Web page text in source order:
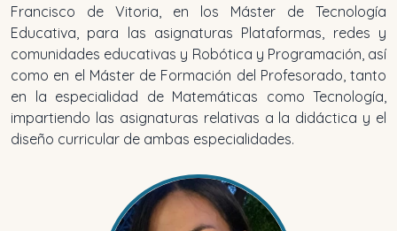
Francisco de Vitoria, en los Máster de Tecnología
Educativa, para las asignaturas Plataformas, redes y
comunidades educativas y Robótica y Programación, así
como en el Máster de Formación del Profesorado, tanto
en la especialidad de Matemáticas como Tecnología,
impartiendo las asignaturas relativas a la didáctica y el
diseño curricular de ambas especialidades.